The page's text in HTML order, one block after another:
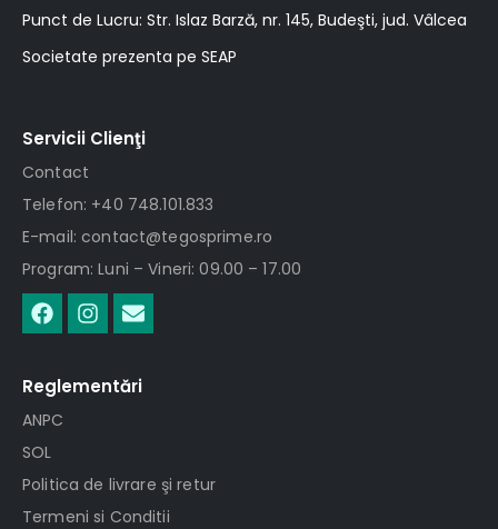
Punct de Lucru: Str. Islaz Barză, nr. 145, Budeşti, jud. Vâlcea
Societate prezenta pe SEAP
Servicii Clienţi
Contact
Telefon: +40 748.101.833
E-mail: contact@tegosprime.ro
Program: Luni – Vineri: 09.00 – 17.00
Reglementări
ANPC
SOL
Politica de livrare şi retur
Termeni si Conditii